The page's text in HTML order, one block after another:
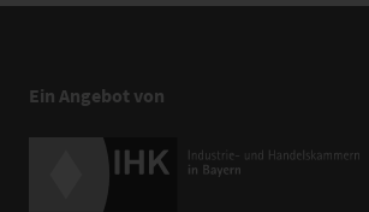
Ein Angebot von